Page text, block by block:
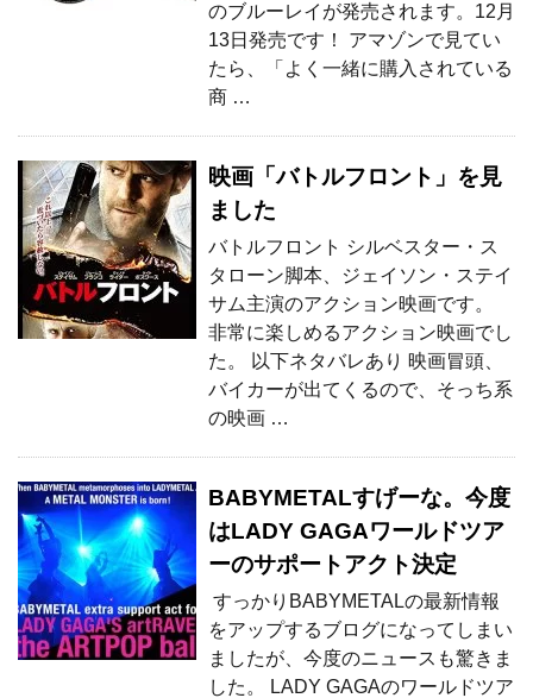
のブルーレイが発売されます。12月
13日発売です！ アマゾンで見てい
たら、「よく一緒に購入されている
商 …
映画「バトルフロント」を見
ました
バトルフロント シルベスター・ス
タローン脚本、ジェイソン・ステイ
サム主演のアクション映画です。
非常に楽しめるアクション映画でし
た。 以下ネタバレあり 映画冒頭、
バイカーが出てくるので、そっち系
の映画 …
BABYMETALすげーな。今度
はLADY GAGAワールドツア
ーのサポートアクト決定
すっかりBABYMETALの最新情報
をアップするブログになってしまい
ましたが、今度のニュースも驚きま
した。 LADY GAGAのワールドツア